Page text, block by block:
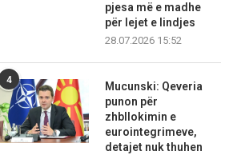
pjesa më e madhe
për lejet e lindjes
28.07.2026 15:52
4
Mucunski: Qeveria
punon për
zhbllokimin e
eurointegrimeve,
detajet nuk thuhen